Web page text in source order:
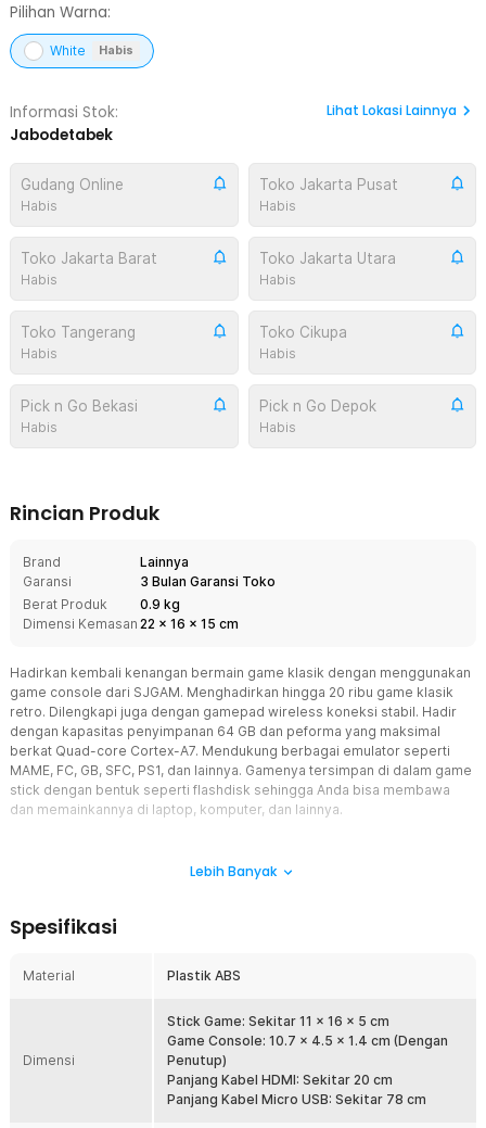
Pilihan Warna:
White Habis
Informasi Stok:
Jabodetabek
Lihat Lokasi Lainnya
Gudang Online
Habis
Toko Jakarta Pusat
Habis
Toko Jakarta Barat
Habis
Toko Jakarta Utara
Habis
Toko Tangerang
Habis
Toko Cikupa
Habis
Pick n Go Bekasi
Habis
Pick n Go Depok
Habis
Rincian Produk
Brand
Lainnya
Garansi
3 Bulan Garansi Toko
Berat Produk
0.9 kg
Dimensi Kemasan 22 x 16 x 15 cm
Hadirkan kembali kenangan bermain game klasik dengan menggunakan
game console dari SJGAM. Menghadirkan hingga 20 ribu game klasik
retro. Dilengkapi juga dengan gamepad wireless koneksi stabil. Hadir
dengan kapasitas penyimpanan 64 GB dan peforma yang maksimal
berkat Quad-core Cortex-A7. Mendukung berbagai emulator seperti
MAME, FC, GB, SFC, PS1, dan lainnya. Gamenya tersimpan di dalam game
stick dengan bentuk seperti flashdisk sehingga Anda bisa membawa
dan memainkannya di laptop, komputer, dan lainnya.
console dari SJGAM akan menghadirkan hingga 20 ribu game klasik
mario bros, sonic the hedgehog, street fighter, dan masih banyak
Peforma Optimal dan Mulus
Game console disematkan prosesor Quad-core Cortex-A7 yang
membuat game console berjalan stabil tanpa cepat panas atau
Lebih Banyak
Spesifikasi
Material Plastik ABS
Dimensi
Stick Game: Sekitar 11 x 16 x 5 cm
Game Console: 10.7 x 4.5 x 1.4 cm (Dengan
Penutup)
Panjang Kabel HDMI: Sekitar 20 cm
Panjang Kabel Micro USB: Sekitar 78 cm